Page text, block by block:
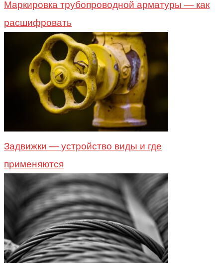
Маркировка трубопроводной арматуры — как
расшифровать
Задвижки — устройство виды и где
применяются